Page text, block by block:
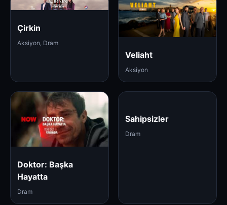
Çirkin
Aksiyon, Dram
Veliaht
Aksiyon
Doktor: Başka
Hayatta
Dram